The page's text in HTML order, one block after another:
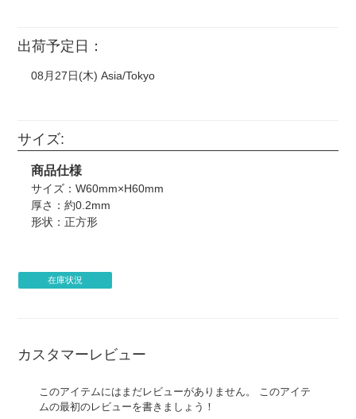
出荷予定日：
08月27日(木) Asia/Tokyo
サイズ:
商品仕様
サイズ：W60mm×H60mm
厚さ：約0.2mm
形状：正方形
在庫状況
カスタマーレビュー
このアイテムにはまだレビューがありません。 このアイテ
ムの最初のレビューを書きましょう！